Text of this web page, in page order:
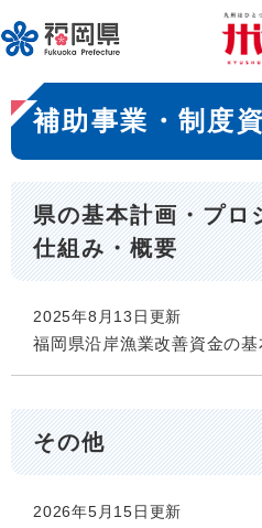
ー
ジ
先
頭
で
。
メニューを飛
本
文
補助事業・制度
県の基本計画・プロ
仕組み・概要
2025年8月13日更新
福岡県沿岸漁業改善資金の
その他
2026年5月15日更新